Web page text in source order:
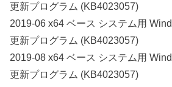
更新プログラム (KB4023057)
2019-06 x64 ベース システム用
更新プログラム (KB4023057)
2019-08 x64 ベース システム用
更新プログラム (KB4023057)